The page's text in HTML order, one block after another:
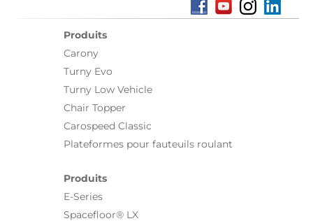
Produits
Carony
Turny Evo
Turny Low Vehicle
Chair Topper
Carospeed Classic
Plateformes pour fauteuils roulant
Produits
E-Series
Spacefloor® LX